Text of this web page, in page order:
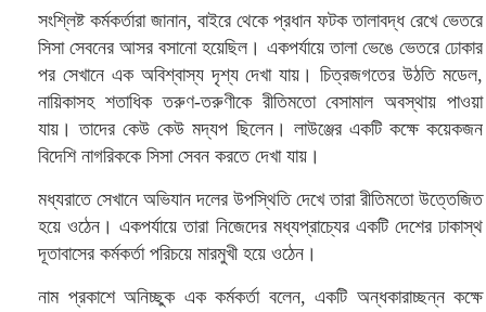
সংশ্লিষ্ট কর্মকর্তারা জানান, বাইরে থেকে প্রধান ফটক তালাবদ্ধ রেখে ভেতরে
সিসা সেবনের আসর বসানো হয়েছিল। একপর্যায়ে তালা ভেঙে ভেতরে ঢোকার
পর সেখানে এক অবিশ্বাস্য দৃশ্য দেখা যায়। চিত্রজগতের উঠতি মডেল,
নায়িকাসহ শতাধিক তরুণ-তরুণীকে রীতিমতো বেসামাল অবস্থায় পাওয়া
যায়। তাদের কেউ কেউ মদ্যপ ছিলেন। লাউঞ্জের একটি কক্ষে কয়েকজন
বিদেশি নাগরিককে সিসা সেবন করতে দেখা যায়।
মধ্যরাতে সেখানে অভিযান দলের উপস্থিতি দেখে তারা রীতিমতো উত্তেজিত
হয়ে ওঠেন। একপর্যায়ে তারা নিজেদের মধ্যপ্রাচ্যের একটি দেশের ঢাকাস্থ
দূতাবাসের কর্মকর্তা পরিচয়ে মারমুখী হয়ে ওঠেন।
নাম প্রকাশে অনিচ্ছুক এক কর্মকর্তা বলেন, একটি অন্ধকারাচ্ছন্ন কক্ষে